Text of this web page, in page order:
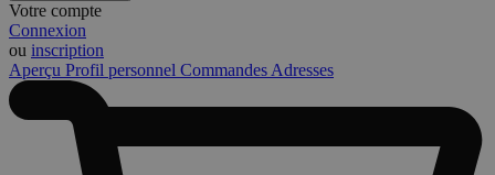
Votre compte
Connexion
ou inscription
Aperçu Profil personnel Commandes Adresses